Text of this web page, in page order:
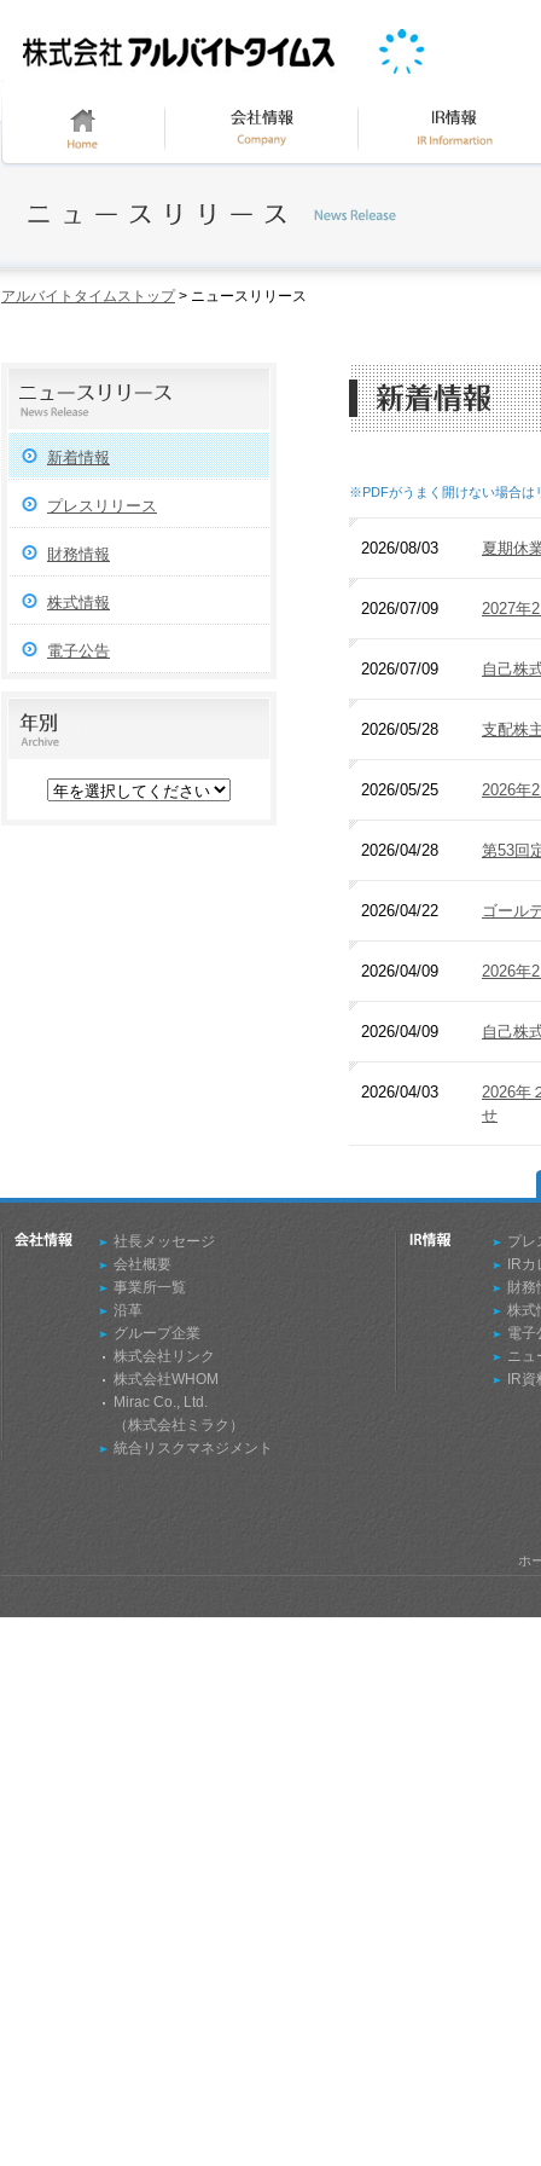
アルバイトタイムストップ> ニュースリリース
新着情報
プレスリリース
財務情報
株式情報
電子公告
※PDFがうまく開けない場合は
2026/08/03 夏期休
2026/07/09 2027年
2026/07/09 自己株
2026/05/28 支配株
2026/05/25 2026年
2026/04/28 第53回
2026/04/22 ゴール
2026/04/09 2026年
2026/04/09 自己株
2026/04/03
2026年
せ
社長メッセージ
会社概要
事業所一覧
沿革
グループ企業
株式会社リンク
株式会社WHOM
Mirac Co., Ltd.
（株式会社ミラク）
統合リスクマネジメント
プレ
IR
財務
株式
電子
ニュ
IR
ホ